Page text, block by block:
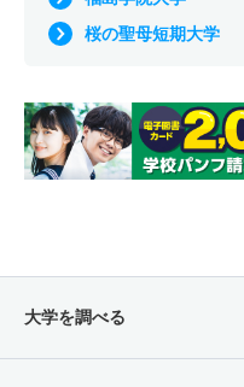
桜の聖母短期大学
大学を調べる